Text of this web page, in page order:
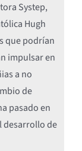
Systep,
Hugh
que podrían
impulsar en
a no
de
pasado en
desarrollo de